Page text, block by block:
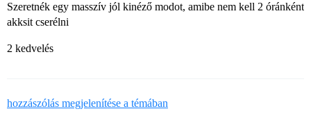
Szeretnék egy masszív jól kinéző modot, amibe nem kell 2 óránként
akksit cserélni
2 kedvelés
hozzászólás megjelenítése a témában